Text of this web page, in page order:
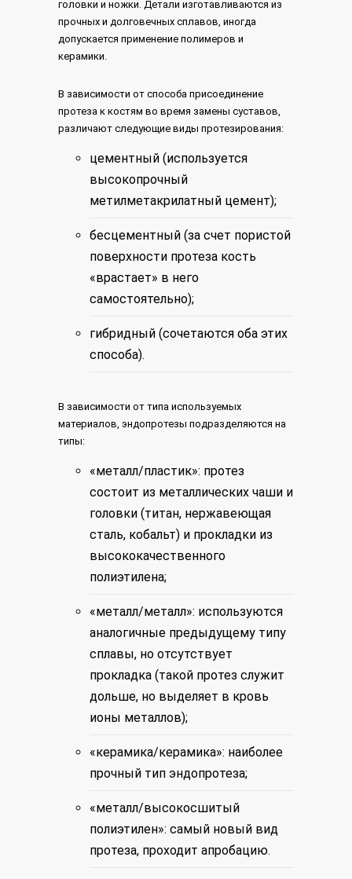
головки и ножки. Детали изготавливаются из
прочных и долговечных сплавов, иногда
допускается применение полимеров и
керамики.
В зависимости от способа присоединение
протеза к костям во время замены суставов,
различают следующие виды протезирования:
цементный (используется
высокопрочный
метилметакрилатный цемент);
бесцементный (за счет пористой
поверхности протеза кость
«врастает» в него
самостоятельно);
гибридный (сочетаются оба этих
способа).
В зависимости от типа используемых
материалов, эндопротезы подразделяются на
типы:
«металл/пластик»: протез
состоит из металлических чаши и
головки (титан, нержавеющая
сталь, кобальт) и прокладки из
высококачественного
полиэтилена;
«металл/металл»: используются
аналогичные предыдущему типу
сплавы, но отсутствует
прокладка (такой протез служит
дольше, но выделяет в кровь
ионы металлов);
«керамика/керамика»: наиболее
прочный тип эндопротеза;
«металл/высокосшитый
полиэтилен»: самый новый вид
протеза, проходит апробацию.